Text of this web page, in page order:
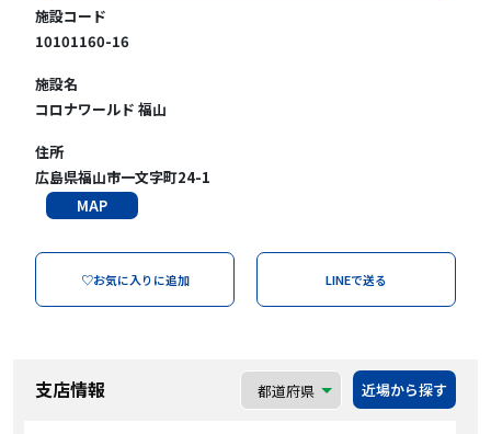
施設コード
10101160-16
施設名
コロナワールド 福山
住所
広島県福山市一文字町24-1
MAP
♡お気に入りに追加 LINEで送る
支店情報 近場から探す